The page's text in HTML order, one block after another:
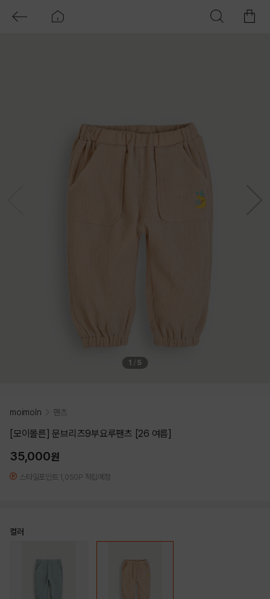
1 5
moimoln 팬츠
[모이몰른] 문브리즈9부요루팬츠 [26 여름]
35,000원
스타일포인트 1,050P 적립예정
컬러